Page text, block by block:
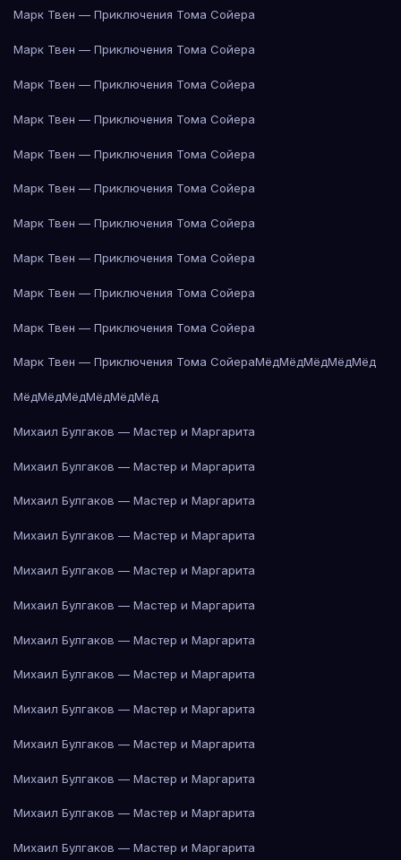
Марк Твен — Приключения Тома Сойера
Марк Твен — Приключения Тома Сойера
Марк Твен — Приключения Тома Сойера
Марк Твен — Приключения Тома Сойера
Марк Твен — Приключения Тома Сойера
Марк Твен — Приключения Тома Сойера
Марк Твен — Приключения Тома Сойера
Марк Твен — Приключения Тома Сойера
Марк Твен — Приключения Тома Сойера
Марк Твен — Приключения Тома Сойера
Марк Твен — Приключения Тома СойераМёдМёдМёдМёдМёд
МёдМёдМёдМёдМёдМёд
Михаил Булгаков — Мастер и Маргарита
Михаил Булгаков — Мастер и Маргарита
Михаил Булгаков — Мастер и Маргарита
Михаил Булгаков — Мастер и Маргарита
Михаил Булгаков — Мастер и Маргарита
Михаил Булгаков — Мастер и Маргарита
Михаил Булгаков — Мастер и Маргарита
Михаил Булгаков — Мастер и Маргарита
Михаил Булгаков — Мастер и Маргарита
Михаил Булгаков — Мастер и Маргарита
Михаил Булгаков — Мастер и Маргарита
Михаил Булгаков — Мастер и Маргарита
Михаил Булгаков — Мастер и Маргарита